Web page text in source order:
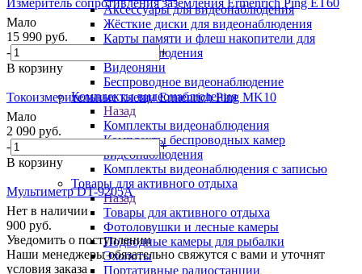
Аксессуары для видеонаблюдения
Жёсткие диски для видеонаблюдения
Карты памяти и флеш накопители для
видеонаблюдения
Видеоняни
Беспроводное видеонаблюдение
Комплекты видеонаблюдения
Назад
Комплекты видеонаблюдения
Комплекты беспроводных камер
видеонаблюдения
Комплекты видеонаблюдения с записью
Товары для активного отдыха
Назад
Товары для активного отдыха
Фотоловушки и лесные камеры
Подводные камеры для рыбалки
Эхолоты
Портативные радиостанции
Мало
15 990 руб.
-
+
В корзину
Токоизмерительные клещи Ermenrich Ping MK10
Мало
2 090 руб.
-
+
В корзину
Мультиметр DT-9205A
Нет в наличии
900 руб.
Уведомить о поступлении
Наши менеджеры обязательно свяжутся с вами и уточнят
условия заказа